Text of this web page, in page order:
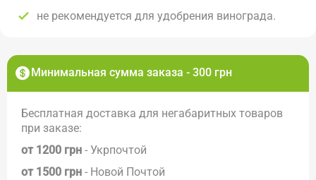
Минимальная сумма заказа - 300 грн
Бесплатная доставка для негабаритных товаров
при заказе:
от 1200 грн - Укрпочтой
от 1500 грн - Новой Почтой
не рекомендуется для удобрения винограда.